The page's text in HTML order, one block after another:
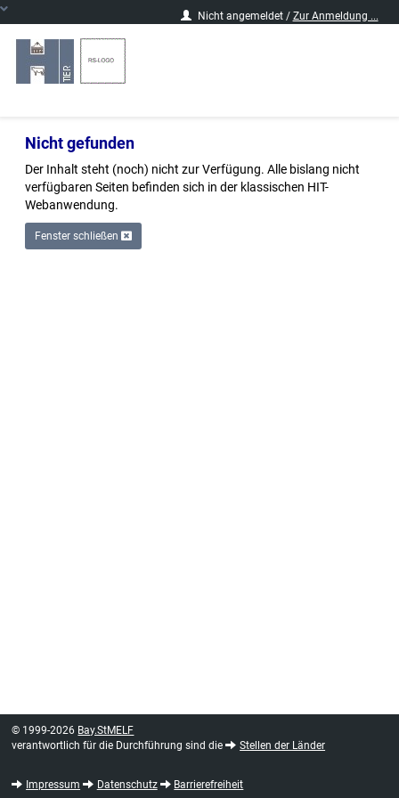
Nicht angemeldet / Zur Anmeldung ...
Logo
der
Regionalstelle
Nicht gefunden
Der Inhalt steht (noch) nicht zur Verfügung. Alle bislang nicht
verfügbaren Seiten befinden sich in der klassischen HIT-
Webanwendung.
Fenster schließen
© 1999-2026 Bay.StMELF
verantwortlich für die Durchführung sind die
Stellen der Länder
Impressum Datenschutz Barrierefreiheit